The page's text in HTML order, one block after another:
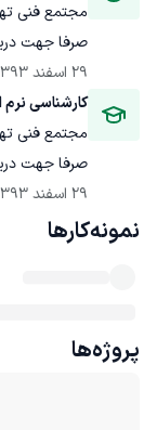
مجتمع فنی
صرفا جهت
29 اسفند 1393
کارشناسی
مجتمع فنی
صرفا جهت
29 اسفند 1393
نمونه‌کارها
پروژه‌ها